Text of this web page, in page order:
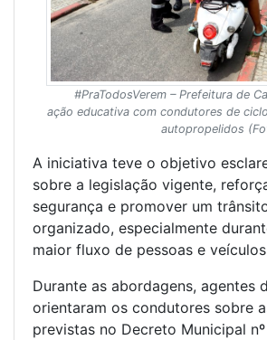
#PraTodosVerem – Prefeitura de
ação educativa com condutores de
autopropelidos
A iniciativa teve o objetivo
sobre a legislação vigente,
segurança e promover um
organizado, especialmente
maior fluxo de pessoas e
Durante as abordagens, agentes
orientaram os condutores sobre
previstas no Decreto Municipal